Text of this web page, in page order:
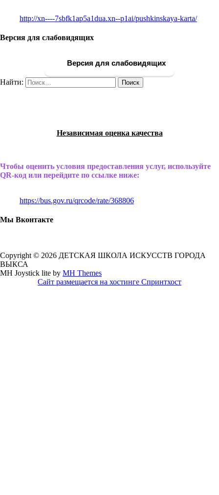
http://xn----7sbfk1ap5a1dua.xn--p1ai/pushkinskaya-karta/
Версия для слабовидящих
Версия для слабовидящих
Найти:
Независимая оценка качества
Чтобы оценить условия предоставления услуг, используйте
QR-код или перейдите по ссылке ниже:
https://bus.gov.ru/qrcode/rate/368806
Мы Вконтакте
Copyright © 2026 ДЕТСКАЯ ШКОЛА ИСКУССТВ ГОРОДА
ВЫКСА
MH Joystick lite by MH Themes
Сайт размещается на хостинге Спринтхост